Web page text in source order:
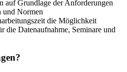
auf Grundlage der Anforderungen
und Normen
die Möglichkeit
die Datenaufnahme, Seminare und